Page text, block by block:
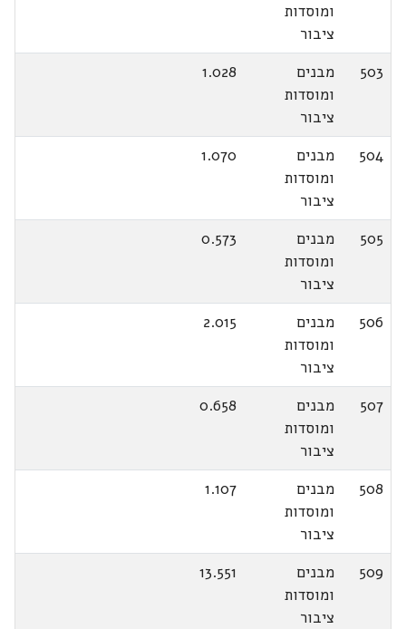
ומוסדות
ציבור
503
מבנים
ומוסדות
ציבור
1.028
504
מבנים
ומוסדות
ציבור
1.070
505
מבנים
ומוסדות
ציבור
0.573
506
מבנים
ומוסדות
ציבור
2.015
507
מבנים
ומוסדות
ציבור
0.658
508
מבנים
ומוסדות
ציבור
1.107
509
מבנים
ומוסדות
ציבור
13.551